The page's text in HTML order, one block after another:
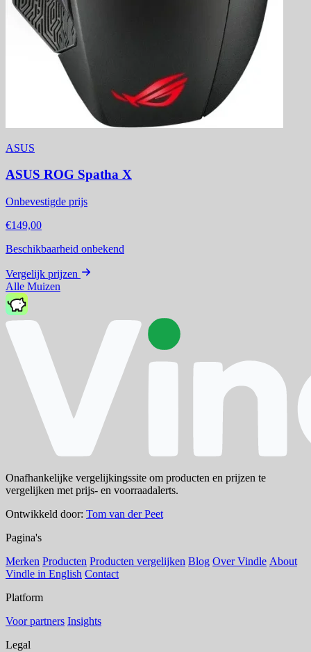
ASUS
ASUS ROG Spatha X
Onbevestigde prijs
€149,00
Beschikbaarheid onbekend
Vergelijk prijzen
Alle Muizen
Onafhankelijke vergelijkingssite om producten en prijzen te
vergelijken met prijs- en voorraadalerts.
Ontwikkeld door: Tom van der Peet
Pagina's
Merken Producten Producten vergelijken Blog Over Vindle About
Vindle in English Contact
Platform
Voor partners Insights
Legal